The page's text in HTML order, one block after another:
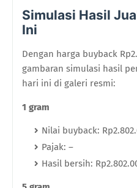
Simulasi Hasil
Ini
Dengan harga buyback
gambaran simulasi hasil
hari ini di galeri resmi:
1 gram
Nilai buyback:
Pajak: –
Hasil bersih: